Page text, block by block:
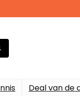
Deal van de